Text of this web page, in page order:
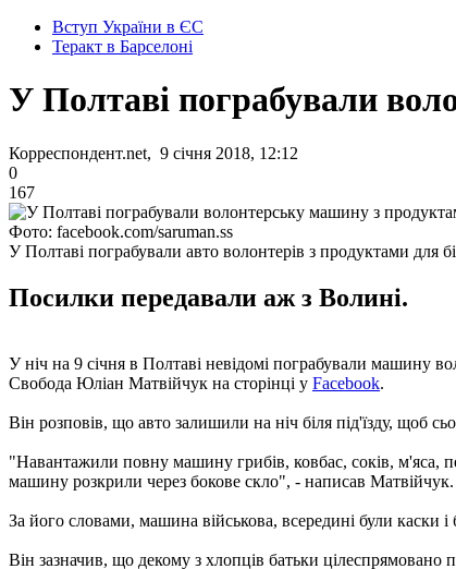
Вступ України в ЄС
Теракт в Барселоні
У Полтаві пограбували
Корреспондент.net, 9 січня 2018, 12:12
0
167
Фото: facebook.com/saruman.ss
У Полтаві пограбували авто волонтерів з продуктами для
Посилки передавали аж з Волині.
У ніч на 9 січня в Полтаві невідомі пограбували машину
Свобода Юліан Матвійчук на сторінці у Facebook.
Він розповів, що авто залишили на ніч біля під'їзду, щоб
"Навантажили повну машину грибів, ковбас, соків, м'яса,
машину розкрили через бокове скло", - написав Матвійчук.
За його словами, машина військова, всередині були каски
Він зазначив, що декому з хлопців батьки